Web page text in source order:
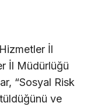
İl
İl Müdürlüğü
“Sosyal Risk
ve